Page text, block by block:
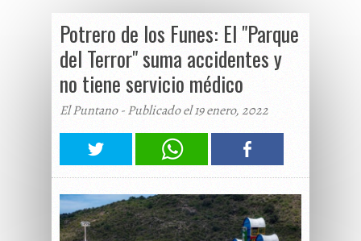
Potrero de los Funes: El "Parque
del Terror" suma accidentes y
no tiene servicio médico
El Puntano - Publicado el 19 enero, 2022